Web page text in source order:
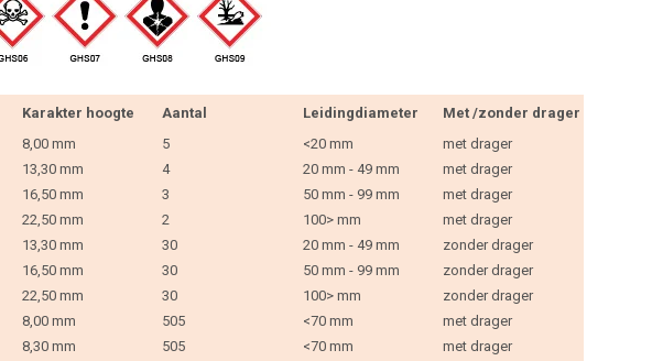
Karakter hoogte Aantal Leidingdiameter
Met /zonder drager
8,00 mm 5 <20 mm
met drager
13,30 mm 4 20 mm - 49 mm
met drager
16,50 mm 3 50 mm - 99 mm
met drager
22,50 mm 2 100> mm
met drager
13,30 mm 30 20 mm - 49 mm
zonder drager
16,50 mm 30 50 mm - 99 mm
zonder drager
22,50 mm 30 100> mm
zonder drager
8,00 mm 505 <70 mm
met drager
8,30 mm 505 <70 mm
met drager